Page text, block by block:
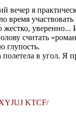
вечер я
время участвовать
жестко,
считать
глупость.
полетела в угол. Я
KTCF/